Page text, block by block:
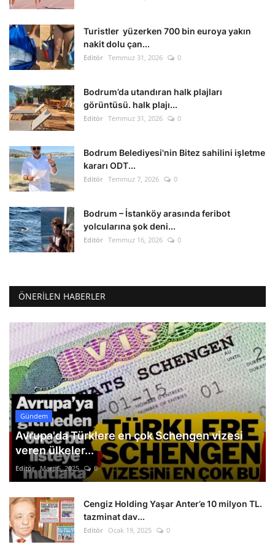
Kültür Sanat Tarih
Sağlık
Ekonomi
Gündem
Dünya
Turistler yüzerken 700 bin euroya yakın
nakit dolu çan...
Editör Temmuz 31, 2026 0
Bodrum’da utandıran halk plajları
görüntüsü. halk plajı...
Editör Temmuz 31, 2026 0
Bodrum Belediyesi'nin Bitez sahilini işletme
kararı ODT...
Editör Temmuz 7, 2026 0
Bodrum – İstanköy arasında feribot
yolcularına şok deni...
Editör Temmuz 16, 2026 0
ÖNERILEN HABERLER
Gündem
Avrupa'da Türklere en çok Schengen vizesi
veren ülkeler...
Editör Mart 5, 2025 0
Cengiz Holding Yaşar Anter’e 10 milyon TL.
tazminat dav...
Editör Ocak 19, 2025 0